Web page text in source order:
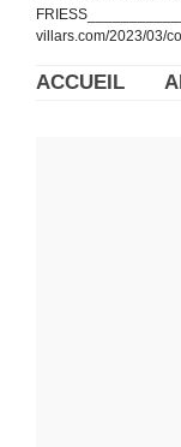
villars.com/2023/03/
ACCUEIL